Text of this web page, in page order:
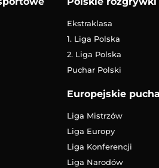
Ekstraklasa
1. Liga Polska
2. Liga Polska
Puchar Polski
Europejskie
Liga Mistrzów
Liga Europy
Liga Konferencji
Liga Narodów